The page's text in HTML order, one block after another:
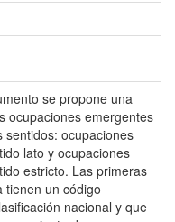
se propone una
ocupaciones emergentes
sentidos: ocupaciones
lato y ocupaciones
estricto. Las primeras
tienen un código
nacional y que